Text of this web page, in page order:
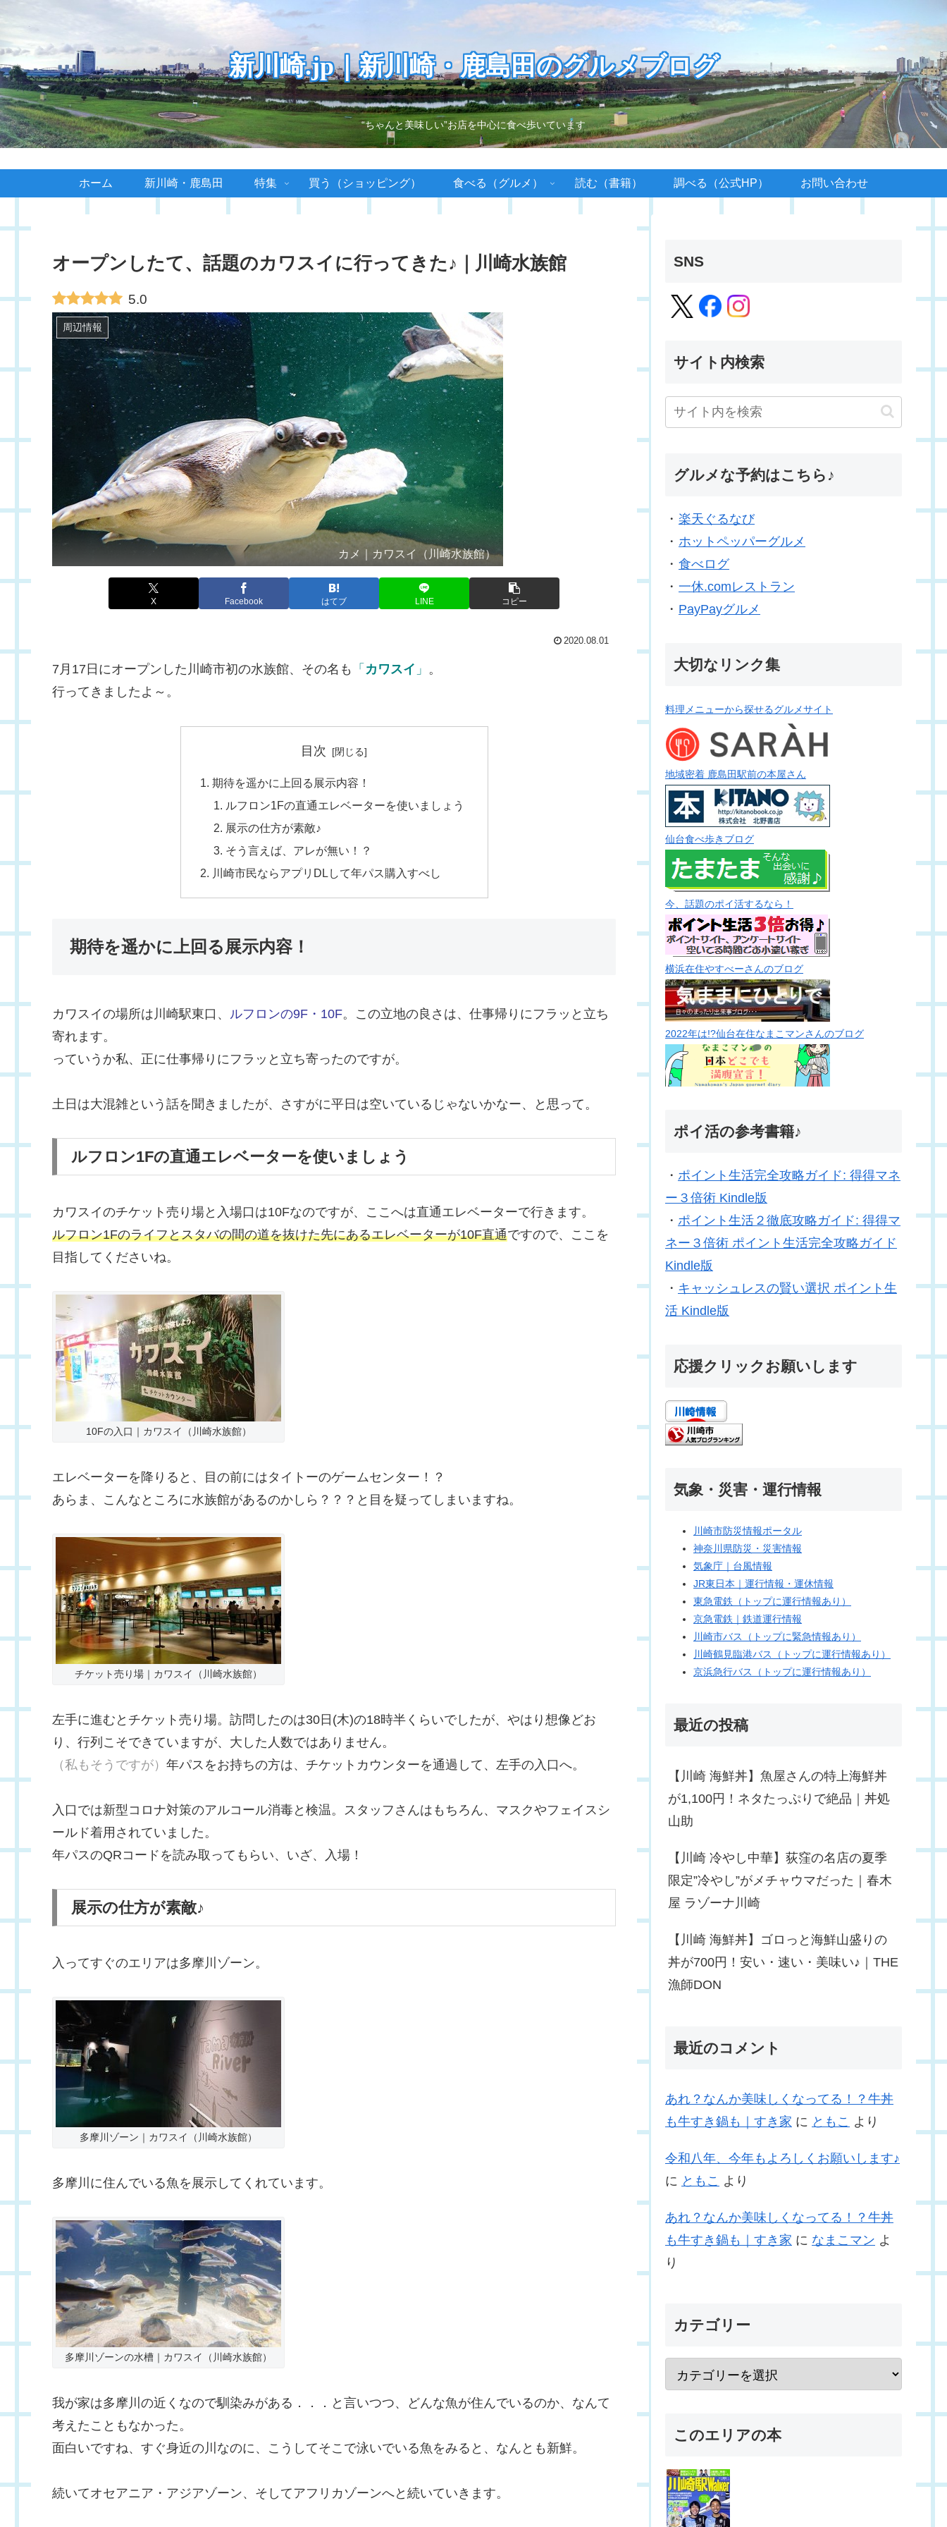
新川崎.jp｜新川崎・鹿島田のグルメブログ
“ちゃんと美味しい”お店を中心に食べ歩いています
ホーム 新川崎・鹿島田 特集 買う（ショッピング） 食べる（グルメ） 読む（書籍） 調べる（公式HP） お問い合わせ
オープンしたて、話題のカワスイに行ってきた♪｜川崎水族館
5.0
周辺情報
カメ｜カワスイ（川崎水族館）
X Facebook はてブ LINE コピー
2020.08.01
7月17日にオープンした川崎市初の水族館、その名も 「 カワスイ 」 。
行ってきましたよ～。
目次
期待を遥かに上回る展示内容！
ルフロン1Fの直通エレベーターを使いましょう
展示の仕方が素敵♪
そう言えば、アレが無い！？
川崎市民ならアプリDLして年パス購入すべし
期待を遥かに上回る展示内容！
カワスイの場所は川崎駅東口、 ルフロンの9F・10F。この立地の良さは、仕事帰りにフラッと立ち
寄れます。
っていうか私、正に仕事帰りにフラッと立ち寄ったのですが。
土日は大混雑という話を聞きましたが、さすがに平日は空いているじゃないかなー、と思って。
ルフロン1Fの直通エレベーターを使いましょう
カワスイのチケット売り場と入場口は10Fなのですが、ここへは直通エレベーターで行きます。
ルフロン1Fのライフとスタバの間の道を抜けた先にあるエレベーターが10F直通ですので、ここを
目指してくださいね。
10Fの入口｜カワスイ（川崎水族館）
エレベーターを降りると、目の前にはタイトーのゲームセンター！？
あらま、こんなところに水族館があるのかしら？？？と目を疑ってしまいますね。
チケット売り場｜カワスイ（川崎水族館）
左手に進むとチケット売り場。訪問したのは30日(木)の18時半くらいでしたが、やはり想像どお
り、行列こそできていますが、大した人数ではありません。
（私もそうですが） 年パスをお持ちの方は、チケットカウンターを通過して、左手の入口へ。
入口では新型コロナ対策のアルコール消毒と検温。スタッフさんはもちろん、マスクやフェイスシ
ールド着用されていました。
年パスのQRコードを読み取ってもらい、いざ、入場！
展示の仕方が素敵♪
入ってすぐのエリアは多摩川ゾーン。
多摩川ゾーン｜カワスイ（川崎水族館）
多摩川に住んでいる魚を展示してくれています。
多摩川ゾーンの水槽｜カワスイ（川崎水族館）
我が家は多摩川の近くなので馴染みがある．．．と言いつつ、どんな魚が住んでいるのか、なんて
考えたこともなかった。
面白いですね、すぐ身近の川なのに、こうしてそこで泳いでいる魚をみると、なんとも新鮮。
続いてオセアニア・アジアゾーン、そしてアフリカゾーンへと続いていきます。
SNS
サイト内検索
グルメな予約はこちら♪
・ 楽天ぐるなび
・ ホットペッパーグルメ
・ 食べログ
・ 一休.comレストラン
・ PayPayグルメ
大切なリンク集
料理メニューから探せるグルメサイト
地域密着 鹿島田駅前の本屋さん
仙台食べ歩きブログ
今、話題のポイ活するなら！
横浜在住やすべーさんのブログ
2022年は!?仙台在住なまこマンさんのブログ
ポイ活の参考書籍♪
・ ポイント生活完全攻略ガイド: 得得マネ
ー３倍術 Kindle版
・ ポイント生活２徹底攻略ガイド: 得得マ
ネー３倍術 ポイント生活完全攻略ガイド
Kindle版
・ キャッシュレスの賢い選択 ポイント生
活 Kindle版
応援クリックお願いします
気象・災害・運行情報
川崎市防災情報ポータル
神奈川県防災・災害情報
気象庁｜台風情報
JR東日本｜運行情報・運休情報
東急電鉄（トップに運行情報あり）
京急電鉄｜鉄道運行情報
川崎市バス（トップに緊急情報あり）
川崎鶴見臨港バス（トップに運行情報あり）
京浜急行バス（トップに運行情報あり）
最近の投稿
【川崎 海鮮丼】魚屋さんの特上海鮮丼
が1,100円！ネタたっぷりで絶品｜丼処
山助
【川崎 冷やし中華】荻窪の名店の夏季
限定”冷やし”がメチャウマだった｜春木
屋 ラゾーナ川崎
【川崎 海鮮丼】ゴロっと海鮮山盛りの
丼が700円！安い・速い・美味い♪｜THE
漁師DON
最近のコメント
あれ？なんか美味しくなってる！？牛丼
も牛すき鍋も｜すき家 に ともこ より
令和八年、今年もよろしくお願いします♪
に ともこ より
あれ？なんか美味しくなってる！？牛丼
も牛すき鍋も｜すき家 に なまこマン よ
り
カテゴリー
このエリアの本